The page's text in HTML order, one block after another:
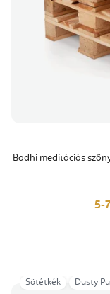
Bodhi meditációs
5-
Sötétkék Dusty